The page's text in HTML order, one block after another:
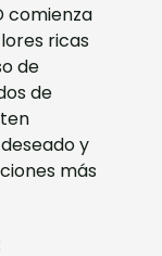
comienza
ricas
de
de
y
más